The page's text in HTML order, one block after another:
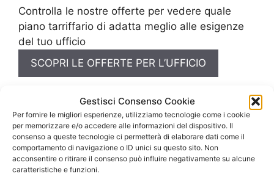
Gestisci Consenso Cookie
Per fornire le migliori esperienze, utilizziamo tecnologie come i cookie
per memorizzare e/o accedere alle informazioni del dispositivo. Il
consenso a queste tecnologie ci permetterà di elaborare dati come il
comportamento di navigazione o ID unici su questo sito. Non
acconsentire o ritirare il consenso può influire negativamente su alcune
caratteristiche e funzioni.
Controlla le nostre offerte per vedere quale
piano tarriffario di adatta meglio alle esigenze
del tuo ufficio
SCOPRI LE OFFERTE PER L’UFFICIO